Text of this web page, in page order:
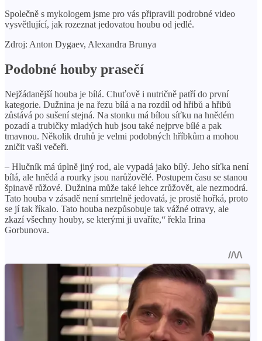
Společně s mykologem jsme pro vás připravili podrobné video
vysvětlující, jak rozeznat jedovatou houbu od jedlé.
Zdroj: Anton Dygaev, Alexandra Brunya
Podobné houby prasečí
Nejžádanější houba je bílá. Chuťově i nutričně patří do první
kategorie. Dužnina je na řezu bílá a na rozdíl od hřibů a hřibů
zůstává po sušení stejná. Na stonku má bílou síťku na hnědém
pozadí a trubičky mladých hub jsou také nejprve bílé a pak
tmavnou. Několik druhů je velmi podobných hříbkům a mohou
zničit vaši večeři.
– Hlučník má úplně jiný rod, ale vypadá jako bílý. Jeho síťka není
bílá, ale hnědá a rourky jsou narůžovělé. Postupem času se stanou
špinavě růžové. Dužnina může také lehce zrůžovět, ale nezmodrá.
Tato houba v zásadě není smrtelně jedovatá, je prostě hořká, proto
se jí tak říkalo. Tato houba nezpůsobuje tak vážné otravy, ale
zkazí všechny houby, se kterými ji uvaříte,“ řekla Irina
Gorbunova.